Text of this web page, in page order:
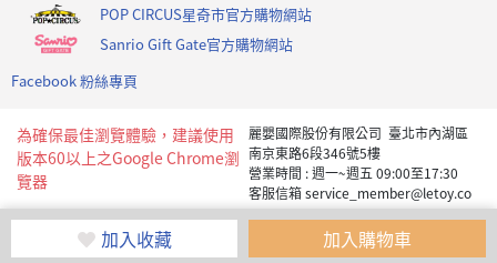
加入收藏 加入購物車
POP CIRCUS星奇市官方購物網站
Sanrio Gift Gate官方購物網站
Facebook 粉絲專頁
為確保最佳瀏覽體驗，建議使用
版本60以上之Google Chrome瀏
覽器
麗嬰國際股份有限公司 臺北市內湖區
南京東路6段346號5樓
營業時間 : 週一~週五 09:00至17:30
客服信箱 service_member@letoy.co
Copyright 2019 麗嬰國際版權所有